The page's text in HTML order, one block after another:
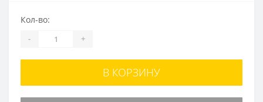
Кол-во:
- +
В КОРЗИНУ